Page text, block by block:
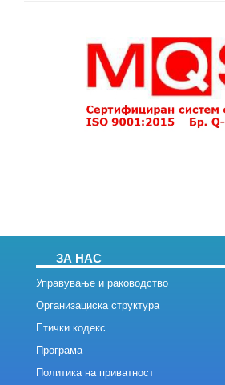
ЗА НАС
Управување и раководство
Организациска структура
Етички кодекс
Програма
Политика на приватност